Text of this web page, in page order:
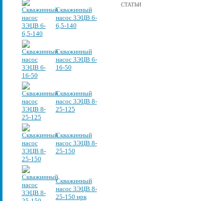
Скважинный
насос 3ЭЦВ 6-
6,5-140
Скважинный
насос 3ЭЦВ 6-
16-50
Скважинный
насос 3ЭЦВ 8-
25-125
Скважинный
насос 3ЭЦВ 8-
25-150
Скважинный
насос 3ЭЦВ 8-
25-150 нрк
СТАТЬИ